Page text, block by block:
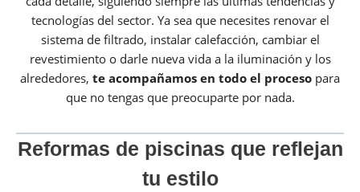
tecnologías del sector. Ya sea que necesites renovar el
sistema de filtrado, instalar calefacción, cambiar el
revestimiento o darle nueva vida a la iluminación y los
alrededores, te acompañamos en todo el proceso para
que no tengas que preocuparte por nada.
Reformas de piscinas que reflejan
tu estilo